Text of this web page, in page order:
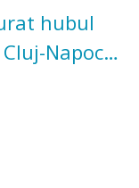
hubul
Napoca.
euro